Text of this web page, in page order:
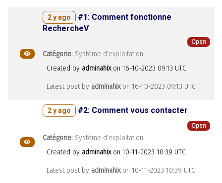
Public
2 y ago
#1: Comment fonctionne
RechercheV
Open
Catégorie: Système d'exploitation
Created by adminahixon 16-10-2023 09:13 UTC
Latest post by adminahixon 16-10-2023 09:13 UTC
Public
2 y ago #2: Comment vous contacter
Open
Catégorie: Système d'exploitation
Created by adminahixon 10-11-2023 10:39 UTC
Latest post by adminahixon 10-11-2023 10:39 UTC